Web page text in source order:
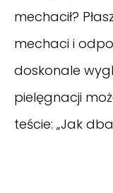
mechacił?
mechaci i
doskonale
pielęgnacji
teście: „Jak